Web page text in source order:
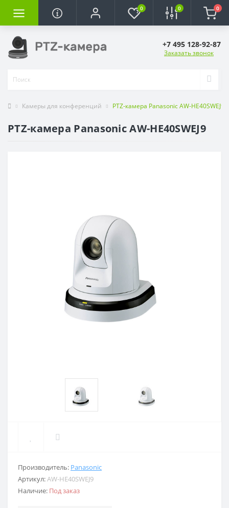
0 0 0
+7 495 128-92-87
Заказать звонок
Камеры для конференций PTZ-камера Panasonic AW-HE40SWEJ9
PTZ-камера Panasonic AW-HE40SWEJ9
Производитель: Panasonic
Артикул:AW-HE40SWEJ9
Наличие: Под заказ